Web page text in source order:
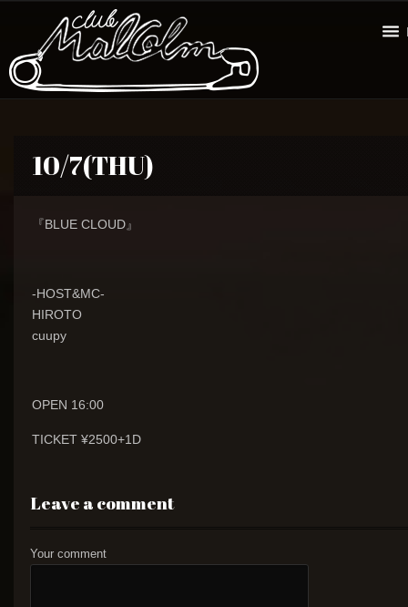
10/7(THU)
『BLUE CLOUD』
-HOST&MC-
HIROTO
cuupy
OPEN 16:00
TICKET ¥2500+1D
Leave a comment
Your comment